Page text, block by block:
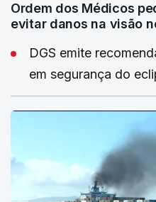
Ordem dos Médicos
evitar danos na visão
DGS emite
em segurança do